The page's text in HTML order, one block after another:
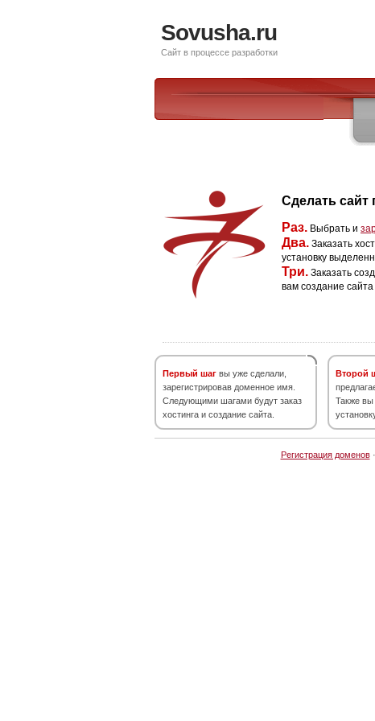
Sovusha.ru
Сайт в процессе разработки
Сделать сайт
Раз. Выбрать и
Два. Заказать
установку
Три. Заказать
вам создание
Первый шаг вы уже сделали,
зарегистрировав доменное имя.
Следующими шагами будут заказ
хостинга и создание сайта.
Второй
Также вы
Регистрация доменов·